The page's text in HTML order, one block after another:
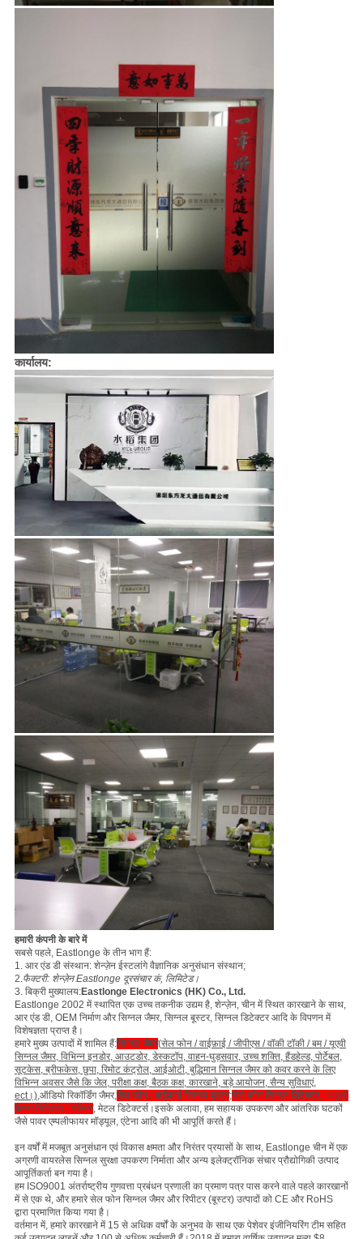
कार्यालय:
हमारी कंपनी के बारे में
सबसे पहले, Eastlonge के तीन भाग हैं:
1. आर एंड डी संस्थान: शेन्ज़ेन ईस्टलांगे वैज्ञानिक अनुसंधान संस्थान;
2.फैक्टरी: शेन्ज़ेन Eastlonge दूरसंचार कं, लिमिटेड।
3. बिक्री मुख्यालय:Eastlonge Electronics (HK) Co., Ltd.
Eastlonge 2002 में स्थापित एक उच्च तकनीक उद्यम है, शेन्ज़ेन, चीन में स्थित कारखाने के साथ,
आर एंड डी, OEM निर्माण और सिग्नल जैमर, सिग्नल बूस्टर, सिग्नल डिटेक्टर आदि के विपणन में
विशेषज्ञता प्राप्त है।
हमारे मुख्य उत्पादों में शामिल हैं:सिग्नल जैमर(सेल फोन / वाईफ़ाई / जीपीएस / वॉकी टॉकी / बम / यूएवी
सिग्नल जैमर, विभिन्न इनडोर, आउटडोर, डेस्कटॉप, वाहन-घुड़सवार, उच्च शक्ति, हैंडहेल्ड, पोर्टेबल,
सूटकेस, ब्रीफकेस, छुपा, रिमोट कंट्रोल, आईओटी, बुद्धिमान सिग्नल जैमर को कवर करने के लिए
विभिन्न अवसर जैसे कि जेल, परीक्षा कक्ष, बैठक कक्ष, कारखाने, बड़े आयोजन, सैन्य सुविधाएं,
ect।),ऑडियो रिकॉर्डिंग जैमर,सेल फोन / वाईफ़ाई सिग्नल बूस्टर;सेल फोन सिग्नल डिटेक्टर, जासूसी
कैमरा डिटेक्टर / स्कैनर, मेटल डिटेक्टर्स।इसके अलावा, हम सहायक उपकरण और आंतरिक घटकों
जैसे पावर एम्पलीफायर मॉड्यूल, एंटेना आदि की भी आपूर्ति करते हैं।
इन वर्षों में मजबूत अनुसंधान एवं विकास क्षमता और निरंतर प्रयासों के साथ, Eastlonge चीन में एक
अग्रणी वायरलेस सिग्नल सुरक्षा उपकरण निर्माता और अन्य इलेक्ट्रॉनिक संचार प्रौद्योगिकी उत्पाद
आपूर्तिकर्ता बन गया है।
हम ISO9001 अंतर्राष्ट्रीय गुणवत्ता प्रबंधन प्रणाली का प्रमाण पत्र पास करने वाले पहले कारखानों
में से एक थे, और हमारे सेल फोन सिग्नल जैमर और रिपीटर (बूस्टर) उत्पादों को CE और RoHS
द्वारा प्रमाणित किया गया है।
वर्तमान में, हमारे कारखाने में 15 से अधिक वर्षों के अनुभव के साथ एक पेशेवर इंजीनियरिंग टीम सहित